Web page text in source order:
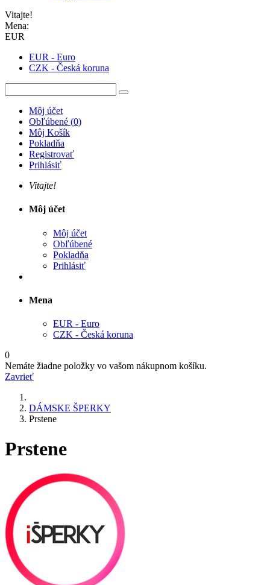
Vitajte!
Mena:
EUR
EUR - Euro
CZK - Česká koruna
Môj účet
Obľúbené (0)
Môj Košík
Pokladňa
Registrovať
Prihlásiť
Vitajte!
Môj účet
Môj účet
Obľúbené
Pokladňa
Prihlásiť
Mena
EUR - Euro
CZK - Česká koruna
0
Nemáte žiadne položky vo vašom nákupnom košíku.
Zavrieť
DÁMSKE ŠPERKY
Prstene
Prstene